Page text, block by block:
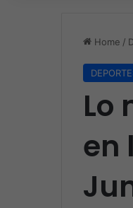
Home /
Lo
en